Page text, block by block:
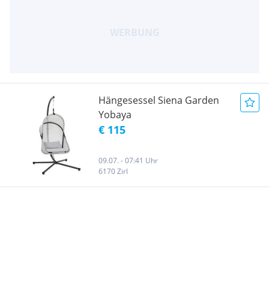
Hängesessel Siena Garden
Yobaya
€ 115
09.07. - 07:41 Uhr
6170 Zirl